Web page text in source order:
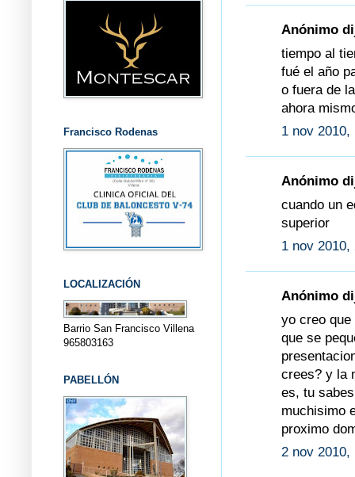
Anónimo
tiempo al
fué el año
o fuera de
ahora
1 nov 2010,
Anónimo
cuando un
superior
1 nov 2010,
Anónimo
yo creo
que se
crees? y la
es, tu
muchisimo
proximo
2 nov 2010,
Francisco Rodenas
LOCALIZACIÓN
Barrio San Francisco Villena
965803163
PABELLÓN